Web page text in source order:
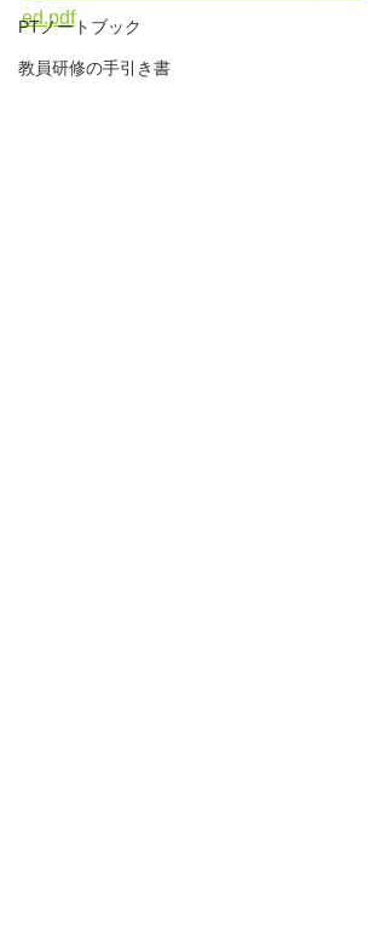
PTノートブック
教員研修の手引き書
ed.pdf